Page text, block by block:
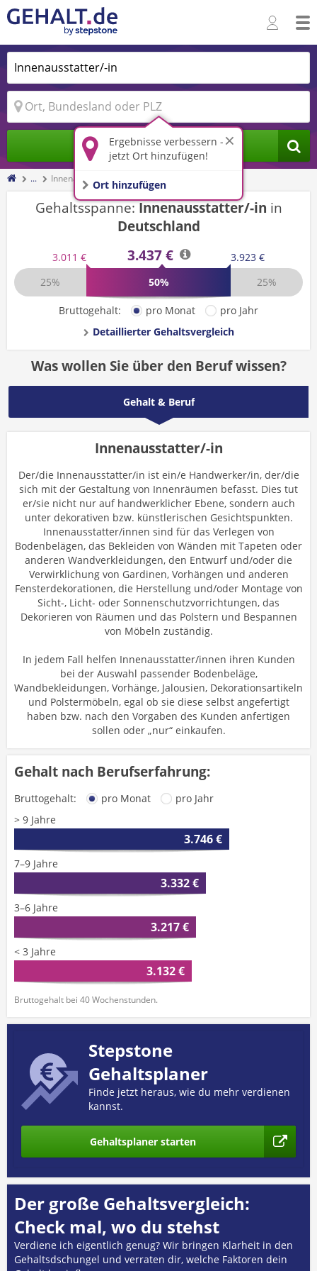
Ergebnisse verbessern -
jetzt Ort hinzufügen!
Ort hinzufügen
Jobs finden
... Innenausstatter/-in
Gehaltsspanne:Innenausstatter/-in in
Deutschland
3.011 € 3.437 €
3.923 €
25%
50% 25%
Bruttogehalt: pro Monat
pro Jahr
Detaillierter Gehaltsvergleich
Was wollen Sie über den Beruf wissen?
Gehalt & Beruf
Innenausstatter/-in
Der/die Innenausstatter/in ist ein/e Handwerker/in, der/die
sich mit der Gestaltung von Innenräumen befasst. Dies tut
er/sie nicht nur auf handwerklicher Ebene, sondern auch
unter dekorativen bzw. künstlerischen Gesichtspunkten.
Innenausstatter/innen sind für das Verlegen von
Bodenbelägen, das Bekleiden von Wänden mit Tapeten oder
anderen Wandverkleidungen, den Entwurf und/oder die
Verwirklichung von Gardinen, Vorhängen und anderen
Fensterdekorationen, die Herstellung und/oder Montage von
Sicht-, Licht- oder Sonnenschutzvorrichtungen, das
Dekorieren von Räumen und das Polstern und Bespannen
von Möbeln zuständig.
In jedem Fall helfen Innenausstatter/innen ihren Kunden
bei der Auswahl passender Bodenbeläge,
Wandbekleidungen, Vorhänge, Jalousien, Dekorationsartikeln
und Polstermöbeln, egal ob sie diese selbst angefertigt
haben bzw. nach den Vorgaben des Kunden anfertigen
sollen oder „nur“ einkaufen.
Gehalt nach Berufserfahrung:
Bruttogehalt: pro Monat
pro Jahr
> 9 Jahre
3.746 €
7–9 Jahre
3.332 €
3–6 Jahre
3.217 €
< 3 Jahre
3.132 €
Bruttogehalt bei 40 Wochenstunden.
Stepstone
Gehaltsplaner
Finde jetzt heraus, wie du mehr verdienen
kannst.
Gehaltsplaner starten
Der große Gehaltsvergleich:
Check mal, wo du stehst
Verdiene ich eigentlich genug? Wir bringen Klarheit in den
Gehaltsdschungel und verraten dir, welche Faktoren dein